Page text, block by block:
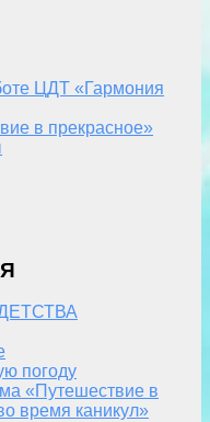
ЦДТ «Гармония
в прекрасное»
погоду
«Путешествие в
время каникул»